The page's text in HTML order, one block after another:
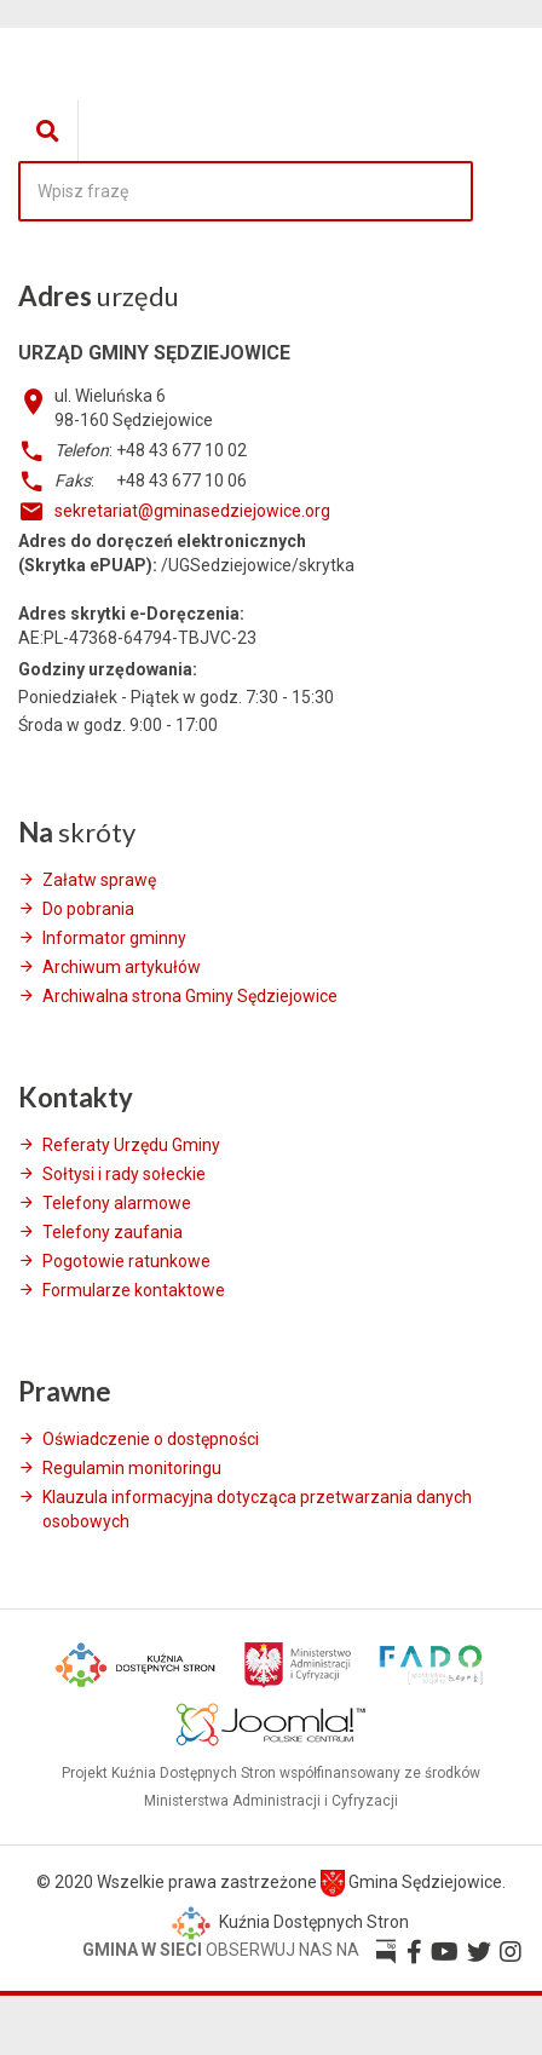
Adres urzędu
URZĄD GMINY SĘDZIEJOWICE
ul. Wieluńska 6
98-160 Sędziejowice
Telefon: +48 43 677 10 02
Faks: +48 43 677 10 06
sekretariat@gminasedziejowice.org
Adres do doręczeń elektronicznych
(Skrytka ePUAP): /UGSedziejowice/skrytka
Adres skrytki e-Doręczenia:
AE:PL-47368-64794-TBJVC-23
Godziny urzędowania:
Poniedziałek - Piątek w godz. 7:30 - 15:30
Środa w godz. 9:00 - 17:00
Na skróty
Załatw sprawę
Do pobrania
Informator gminny
Archiwum artykułów
Archiwalna strona Gminy Sędziejowice
Kontakty
Referaty Urzędu Gminy
Sołtysi i rady sołeckie
Telefony alarmowe
Telefony zaufania
Pogotowie ratunkowe
Formularze kontaktowe
Prawne
Oświadczenie o dostępności
Regulamin monitoringu
Klauzula informacyjna dotycząca przetwarzania danych
osobowych
Projekt Kuźnia Dostępnych Stron współfinansowany ze środków
Ministerstwa Administracji i Cyfryzacji
© 2020 Wszelkie prawa zastrzeżone Gmina Sędziejowice.
Kuźnia Dostępnych Stron
GMINA W SIECI OBSERWUJ NAS NA